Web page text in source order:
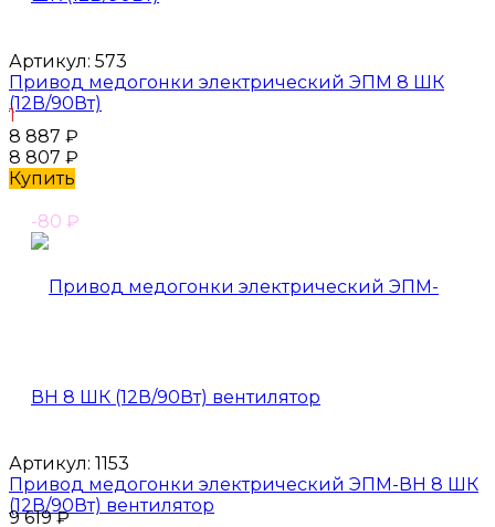
Артикул: 573
Привод медогонки электрический ЭПМ 8 ШК
(12В/90Вт)
1
8 887 ₽
8 807 ₽
Купить
-80 ₽
Артикул: 1153
Привод медогонки электрический ЭПМ-ВН 8 ШК
(12В/90Вт) вентилятор
9 619₽